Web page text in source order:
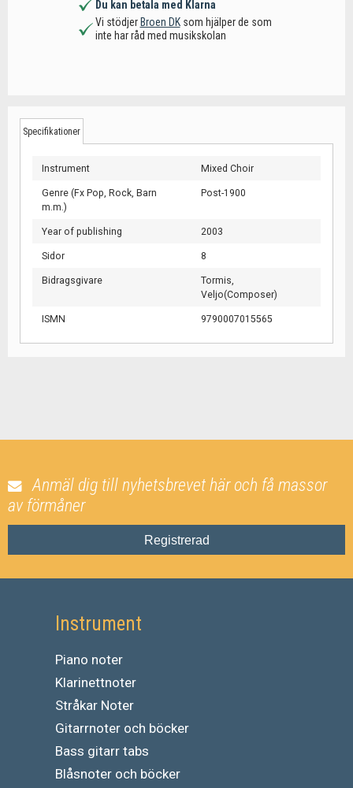
Du kan betala med Klarna
Vi stödjerBroen DKsom hjälper de som
inte har råd med musikskolan
Specifikationer
Instrument Mixed Choir
Genre (Fx Pop, Rock, Barn
m.m.)
Post-1900
Year of publishing 2003
Sidor 8
Bidragsgivare
Tormis,
Veljo(Composer)
ISMN 9790007015565
Anmäl dig till nyhetsbrevet här och få massor
av förmåner
Registrerad
Instrument
Piano noter
Klarinettnoter
Stråkar Noter
Gitarrnoter och böcker
Bass gitarr tabs
Blåsnoter och böcker